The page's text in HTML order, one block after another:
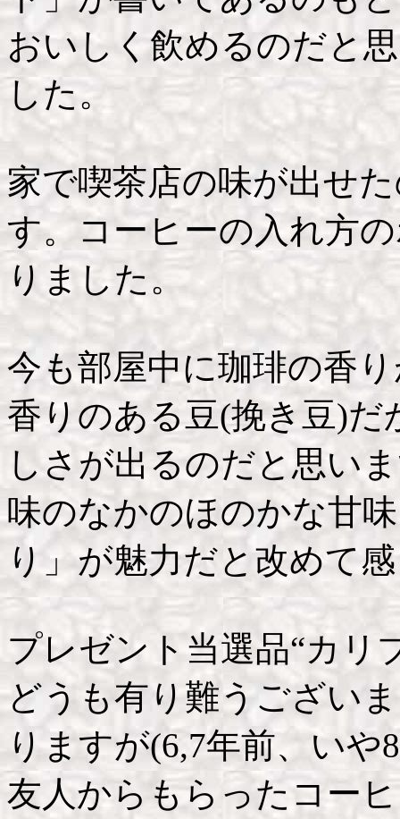
おいしく飲めるのだと
した。
家で喫茶店の味が出せ
す。コーヒーの入れ方
りました。
今も部屋中に珈琲の香
香りのある豆(挽き豆)
しさが出るのだと思い
味のなかのほのかな甘
り」が魅力だと改めて
プレゼント当選品“カリ
どうも有り難うござい
りますが(6,7年前、い
友人からもらったコー